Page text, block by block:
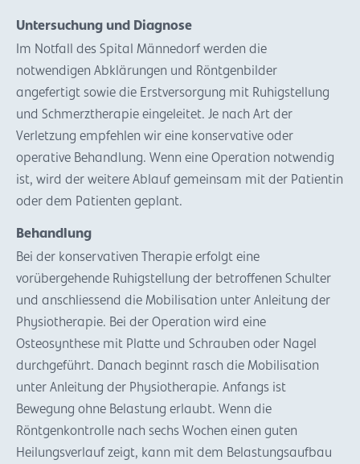
Untersuchung und Diagnose
Im Notfall des Spital Männedorf werden die
notwendigen Abklärungen und Röntgenbilder
angefertigt sowie die Erstversorgung mit Ruhigstellung
und Schmerztherapie eingeleitet. Je nach Art der
Verletzung empfehlen wir eine konservative oder
operative Behandlung. Wenn eine Operation notwendig
ist, wird der weitere Ablauf gemeinsam mit der Patientin
oder dem Patienten geplant.
Behandlung
Bei der konservativen Therapie erfolgt eine
vorübergehende Ruhigstellung der betroffenen Schulter
und anschliessend die Mobilisation unter Anleitung der
Physiotherapie. Bei der Operation wird eine
Osteosynthese mit Platte und Schrauben oder Nagel
durchgeführt. Danach beginnt rasch die Mobilisation
unter Anleitung der Physiotherapie. Anfangs ist
Bewegung ohne Belastung erlaubt. Wenn die
Röntgenkontrolle nach sechs Wochen einen guten
Heilungsverlauf zeigt, kann mit dem Belastungsaufbau